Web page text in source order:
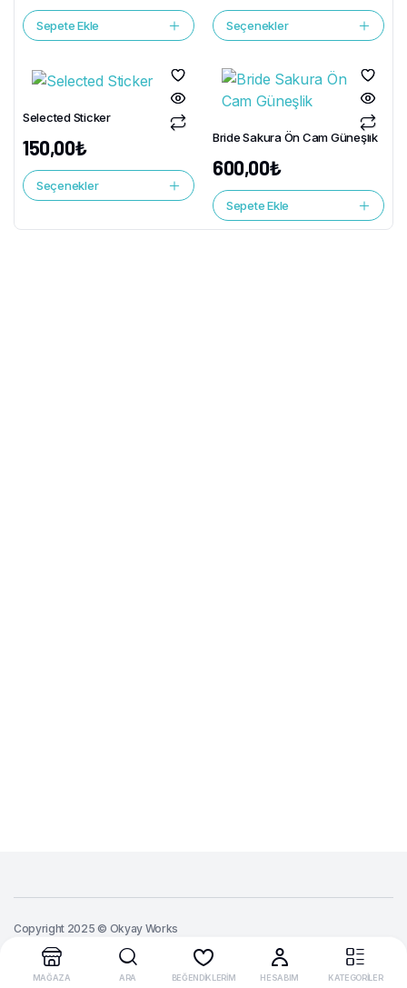
Sepete Ekle Seçenekler
Selected Sticker
150,00₺
Seçenekler
Bride Sakura Ön Cam Güneşlik
600,00₺
Sepete Ekle
Copyright 2025 © Okyay Works
MAĞAZA ARA BEĞENDİKLERİM HESABIM KATEGORİLER